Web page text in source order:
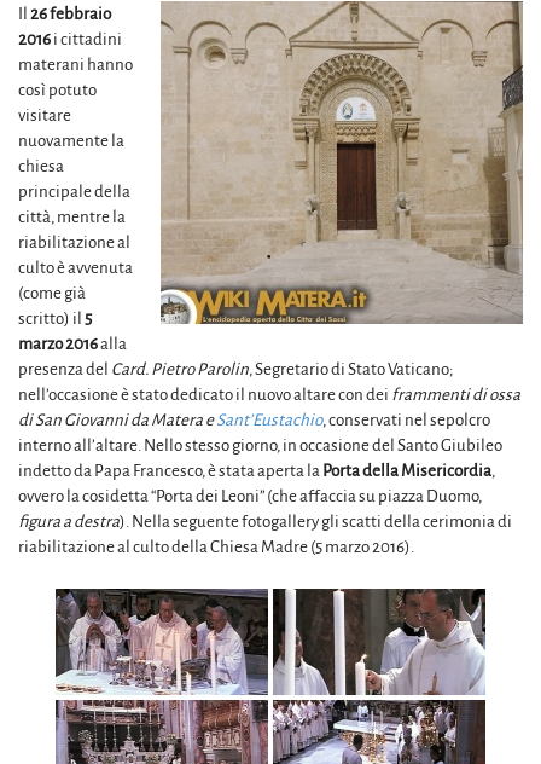
Il 26 febbraio
2016 i cittadini
materani hanno
così potuto
visitare
nuovamente la
chiesa
principale della
città, mentre la
riabilitazione al
culto è avvenuta
(come già
scritto) il 5
marzo 2016alla
presenza del Card. Pietro Parolin, Segretario di Stato Vaticano;
nell’occasione è stato dedicato il nuovo altare con dei frammenti di ossa
di San Giovanni da Matera eSant’Eustachio, conservati nel sepolcro
interno all’altare. Nello stesso giorno, in occasione del Santo Giubileo
indetto da Papa Francesco, è stata aperta la Porta della Misericordia,
ovvero la cosidetta “Porta dei Leoni” (che affaccia su piazza Duomo,
figura a destra). Nella seguente fotogallery gli scatti della cerimonia di
riabilitazione al culto della Chiesa Madre (5 marzo 2016).